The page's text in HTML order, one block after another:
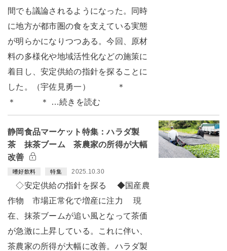
間でも議論されるようになった。同時
に地方が都市圏の食を支えている実態
が明らかになりつつある。今回、原材
料の多様化や地域活性化などの施策に
着目し、安定供給の指針を探ることに
した。（宇佐見勇一） ＊
＊ ＊ …続きを読む
静岡食品マーケット特集：ハラダ製
茶 抹茶ブーム 茶農家の所得が大幅
改善
嗜好飲料 特集 2025.10.30
◇安定供給の指針を探る ◆国産農
作物 市場正常化で増産に注力 現
在、抹茶ブームが追い風となって茶価
が急激に上昇している。これに伴い、
茶農家の所得が大幅に改善。ハラダ製